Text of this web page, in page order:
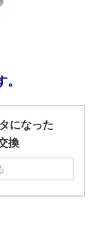
。
になった
換